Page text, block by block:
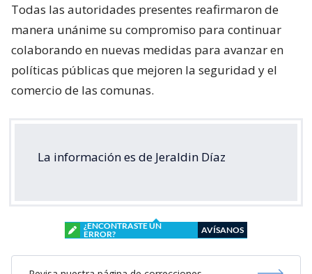
Todas las autoridades presentes reafirmaron de
manera unánime su compromiso para continuar
colaborando en nuevas medidas para avanzar en
políticas públicas que mejoren la seguridad y el
comercio de las comunas.
La información es de Jeraldin Díaz
¿ENCONTRASTE UN
ERROR?
AVÍSANOS